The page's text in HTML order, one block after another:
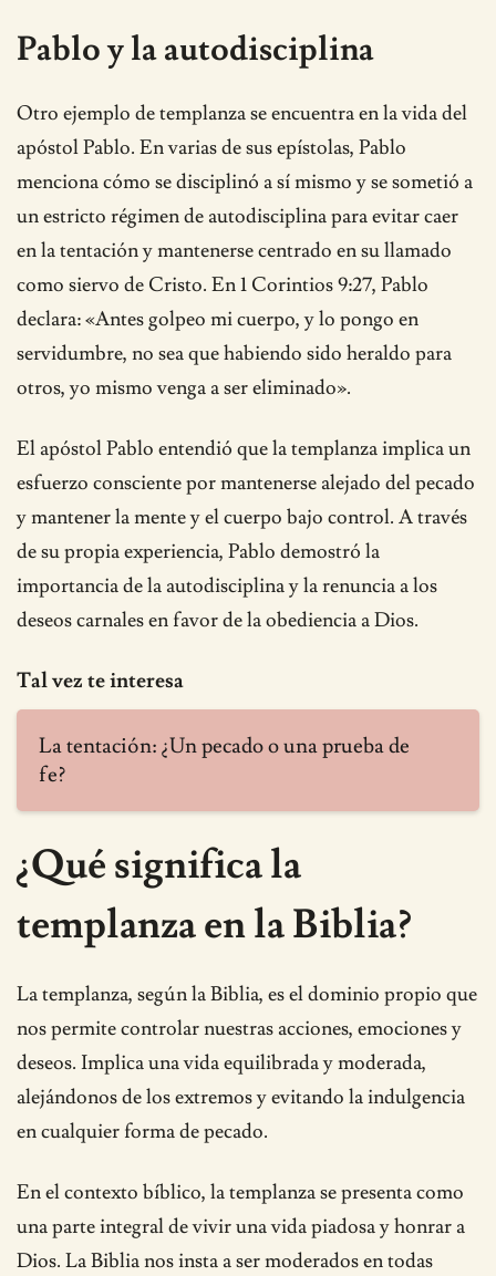
Pablo y la autodisciplina
Otro ejemplo de templanza se encuentra en la vida del
apóstol Pablo. En varias de sus epístolas, Pablo
menciona cómo se disciplinó a sí mismo y se sometió a
un estricto régimen de autodisciplina para evitar caer
en la tentación y mantenerse centrado en su llamado
como siervo de Cristo. En 1 Corintios 9:27, Pablo
declara: «Antes golpeo mi cuerpo, y lo pongo en
servidumbre, no sea que habiendo sido heraldo para
otros, yo mismo venga a ser eliminado».
El apóstol Pablo entendió que la templanza implica un
esfuerzo consciente por mantenerse alejado del pecado
y mantener la mente y el cuerpo bajo control. A través
de su propia experiencia, Pablo demostró la
importancia de la autodisciplina y la renuncia a los
deseos carnales en favor de la obediencia a Dios.
Tal vez te interesa
La tentación: ¿Un pecado o una prueba de
fe?
¿Qué significa la
templanza en la Biblia?
La templanza, según la Biblia, es el dominio propio que
nos permite controlar nuestras acciones, emociones y
deseos. Implica una vida equilibrada y moderada,
alejándonos de los extremos y evitando la indulgencia
en cualquier forma de pecado.
En el contexto bíblico, la templanza se presenta como
una parte integral de vivir una vida piadosa y honrar a
Dios. La Biblia nos insta a ser moderados en todas